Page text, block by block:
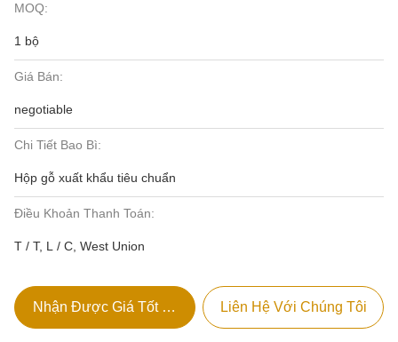
MOQ:
1 bộ
Giá Bán:
negotiable
Chi Tiết Bao Bì:
Hộp gỗ xuất khẩu tiêu chuẩn
Điều Khoản Thanh Toán:
T / T, L / C, West Union
Nhận Được Giá Tốt Nhất Liên Hệ Với Chúng Tôi